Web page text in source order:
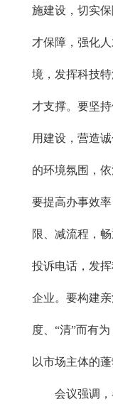
施建设，切实
才保障，强化
境，发挥科技
才支撑。要坚
用建设，营造
的环境氛围，
要提高办事效
限、减流程，
投诉电话，发
企业。要构建
度、“清”而有
以市场主体的
会议强调